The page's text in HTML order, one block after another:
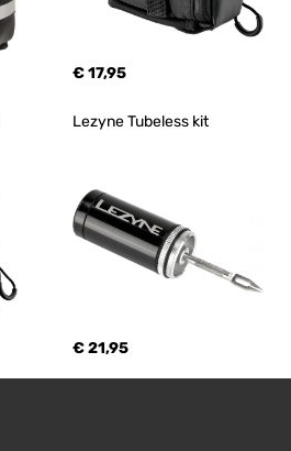
€ 17,95
Lezyne Tubeless kit
€ 21,95